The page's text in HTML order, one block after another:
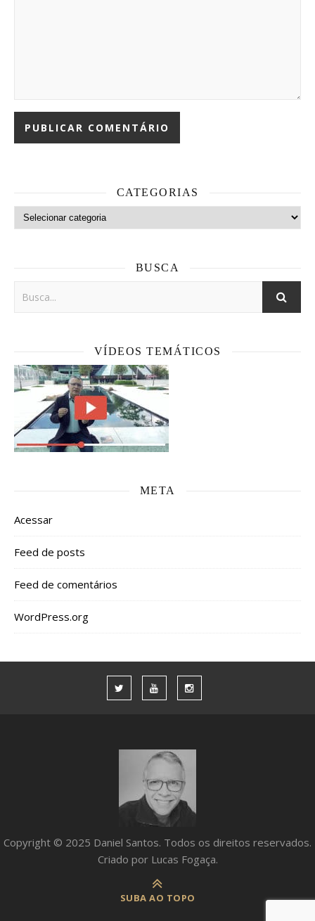
CATEGORIAS
Categorias
BUSCA
VÍDEOS TEMÁTICOS
META
Acessar
Feed de posts
Feed de comentários
WordPress.org
Copyright © 2025 Daniel Santos. Todos os direitos reservados.
Criado por Lucas Fogaça.
SUBA AO TOPO